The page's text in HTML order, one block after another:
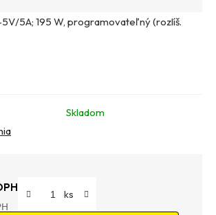
5A; 195 W, programovateľný (rozlíš.
Skladom